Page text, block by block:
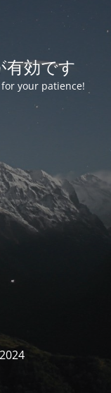
有効です
your patience!